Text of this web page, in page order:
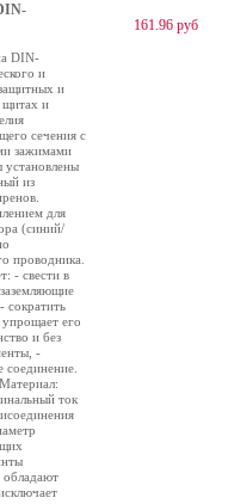
DIN-
и
и
щитах и
сечения с
зажимами
из
для
(синий/
проводника.
- свести в
сократить
его
и без
-
соединение.
ток
обладают
161.96 руб